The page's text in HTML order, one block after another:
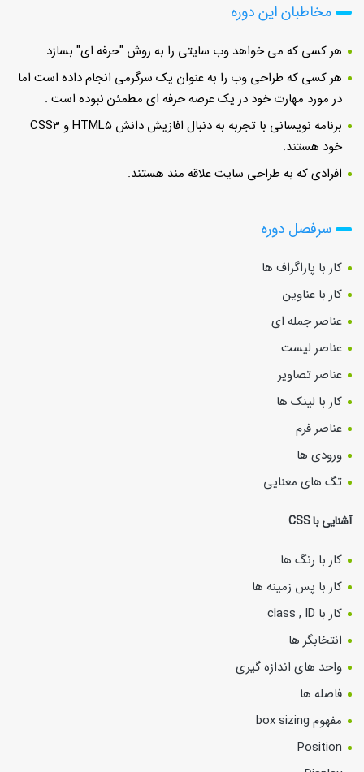
مخاطبان این دوره
هر کسی که می خواهد وب سایتی را به روش "حرفه ای" بسازد
هر کسی که طراحی وب را به عنوان یک سرگرمی انجام داده است اما
در مورد مهارت خود در یک عرصه حرفه ای مطمئن نبوده است .
برنامه نویسانی با تجربه به دنبال افازیش دانش HTML5 و CSS3
خود هستند.
افرادی که به طراحی سایت علاقه مند هستند.
سرفصل دوره
کار با پاراگراف ها
کار با عناوین
عناصر جمله ای
عناصر لیست
عناصر تصاویر
کار با لینک ها
عناصر فرم
ورودی ها
تگ های معنایی
آشنایی با CSS
کار با رنگ ها
کار با پس زمینه ها
کار با class , ID
انتخابگر ها
واحد های اندازه گیری
فاصله ها
مفهوم box sizing
Position